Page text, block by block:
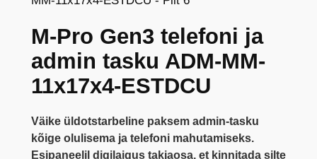
M-Pro Gen3 telefoni ja
admin tasku ADM-MM-
11x17x4-ESTDCU
Väike üldotstarbeline paksem admin-tasku
kõige olulisema ja telefoni mahutamiseks.
Esipaneelil digilaigus takjaosa, et kinnitada silte